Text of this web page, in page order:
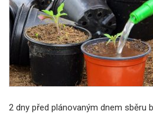
2 dny před plánovaným dnem sběru